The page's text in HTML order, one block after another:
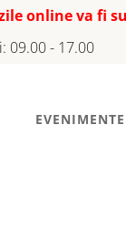
online va fi
09.00 - 17.00
EVENIMENTE